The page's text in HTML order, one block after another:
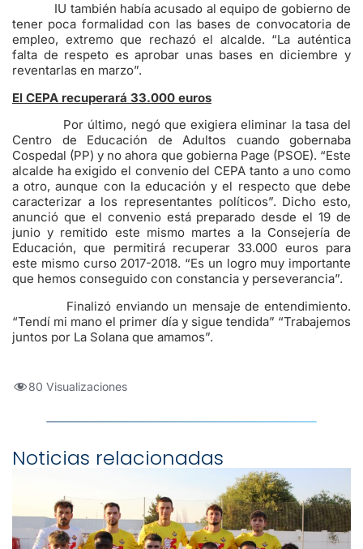
IU también había acusado al equipo de gobierno de
tener poca formalidad con las bases de convocatoria de
empleo, extremo que rechazó el alcalde. “La auténtica
falta de respeto es aprobar unas bases en diciembre y
reventarlas en marzo”.
El CEPA recuperará 33.000 euros
Por último, negó que exigiera eliminar la tasa del
Centro de Educación de Adultos cuando gobernaba
Cospedal (PP) y no ahora que gobierna Page (PSOE). “Este
alcalde ha exigido el convenio del CEPA tanto a uno como
a otro, aunque con la educación y el respecto que debe
caracterizar a los representantes políticos”. Dicho esto,
anunció que el convenio está preparado desde el 19 de
junio y remitido este mismo martes a la Consejería de
Educación, que permitirá recuperar 33.000 euros para
este mismo curso 2017-2018. “Es un logro muy importante
que hemos conseguido con constancia y perseverancia”.
Finalizó enviando un mensaje de entendimiento.
“Tendí mi mano el primer día y sigue tendida” “Trabajemos
juntos por La Solana que amamos”.
80 Visualizaciones
Noticias relacionadas